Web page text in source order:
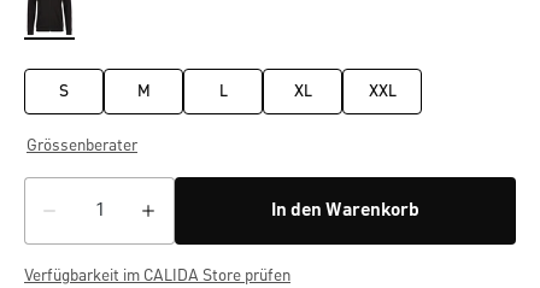
S M L XL XXL
Grössenberater
In den Warenkorb
Verfügbarkeit im CALIDA Store prüfen